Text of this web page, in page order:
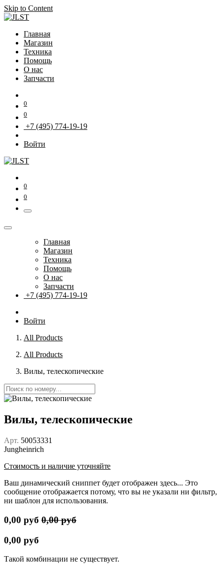
Skip to Content
Главная
Магазин
Техника
Помощь
О нас
Запчасти
0
0
+7 (495) 774-19-19
Войти
0
0
Главная
Магазин
Техника
Помощь
О нас
Запчасти
+7 (495) 774-19-19
Войти
All Products
All Products
Вилы, телескопические
Вилы, телескопические
Арт. 50053331
Jungheinrich
Стоимость и наличие уточняйте
Ваш динамический сниппет будет отображен здесь... Это
сообщение отображается потому, что вы не указали ни фильтр,
ни шаблон для использования.
0,00 руб 0,00руб
0,00 руб
Такой комбинации не существует.